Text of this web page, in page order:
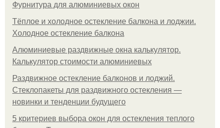
Фурнитура для алюминиевых окон
Тёплое и холодное остекление балкона и лоджии.
Холодное остекление балкона
Алюминиевые раздвижные окна калькулятор.
Калькулятор стоимости алюминиевых
Раздвижное остекление балконов и лоджий.
Стеклопакеты для раздвижного остекления —
новинки и тенденции будущего
5 критериев выбора окон для остекления теплого